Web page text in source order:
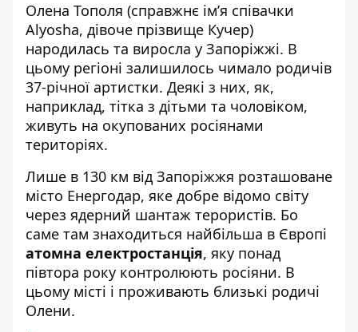
Олена Тополя (справжнє ім’я співачки
Alyosha, дівоче прізвище Кучер)
народилась та виросла у Запоріжжі. В
цьому регіоні залишилось чимало родичів
37-річної артистки. Деякі з них, як,
наприклад, тітка з дітьми та чоловіком,
живуть на окупованих росіянами
територіях.
Лише в 130 км від Запоріжжя розташоване
місто Енергодар, яке добре відомо світу
через ядерний шантаж терористів. Бо
саме там знаходиться найбільша в Європі
атомна електростанція, яку понад
півтора року контролюють росіяни. В
цьому місті і проживають близькі родичі
Олени.